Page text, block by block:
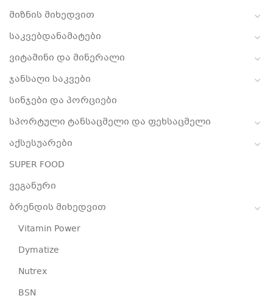
მიზნის მიხედვით
საკვებდანამატები
ვიტამინი და მინერალი
ჯანსაღი საკვები
სინჯები და პორციები
სპორტული ტანსაცმელი და ფეხსაცმელი
აქსესუარები
SUPER FOOD
ვეგანური
ბრენდის მიხედვით
Vitamin Power
Dymatize
Nutrex
BSN